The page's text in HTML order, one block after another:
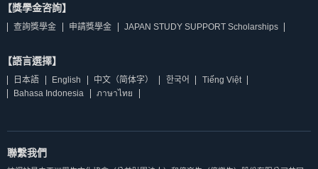
【獎學金咨詢】
查詢獎學金 申請獎學金 JAPAN STUDY SUPPORT Scholarships
【語言選擇】
日本語 English 中文（简体字） 한국어
Tiếng Việt
Bahasa Indonesia
ภาษาไทย
聯繫我們